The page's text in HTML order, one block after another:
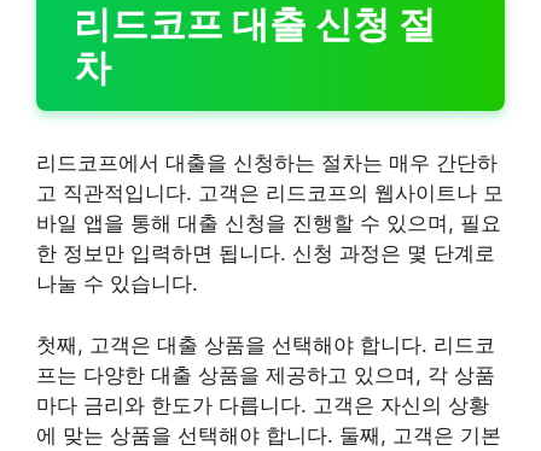
리드코프 대출 신청 절
차
리드코프에서 대출을 신청하는 절차는 매우 간단하
고 직관적입니다. 고객은 리드코프의 웹사이트나 모
바일 앱을 통해 대출 신청을 진행할 수 있으며, 필요
한 정보만 입력하면 됩니다. 신청 과정은 몇 단계로
나눌 수 있습니다.
첫째, 고객은 대출 상품을 선택해야 합니다. 리드코
프는 다양한 대출 상품을 제공하고 있으며, 각 상품
마다 금리와 한도가 다릅니다. 고객은 자신의 상황
에 맞는 상품을 선택해야 합니다. 둘째, 고객은 기본